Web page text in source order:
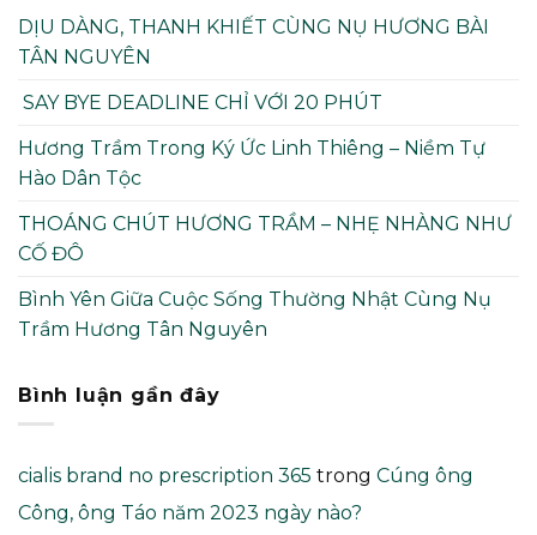
DỊU DÀNG, THANH KHIẾT CÙNG NỤ HƯƠNG BÀI
TÂN NGUYÊN
SAY BYE DEADLINE CHỈ VỚI 20 PHÚT
Hương Trầm Trong Ký Ức Linh Thiêng – Niềm Tự
Hào Dân Tộc
THOÁNG CHÚT HƯƠNG TRẦM – NHẸ NHÀNG NHƯ
CỐ ĐÔ
Bình Yên Giữa Cuộc Sống Thường Nhật Cùng Nụ
Trầm Hương Tân Nguyên
Bình luận gần đây
cialis brand no prescription 365 trong Cúng ông
Công, ông Táo năm 2023 ngày nào?